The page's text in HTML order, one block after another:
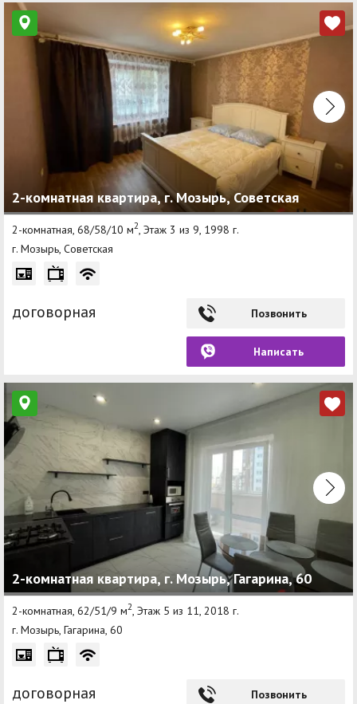
2-комнатная квартира, г. Мозырь, Советская
2-комнатная, 68/58/10 м2, Этаж 3 из 9, 1998 г.
г. Мозырь, Советская
договорная Позвонить
Написать
2-комнатная квартира, г. Мозырь, Гагарина, 60
2-комнатная, 62/51/9 м2 , Этаж 5 из 11, 2018 г.
г. Мозырь, Гагарина, 60
договорная Позвонить